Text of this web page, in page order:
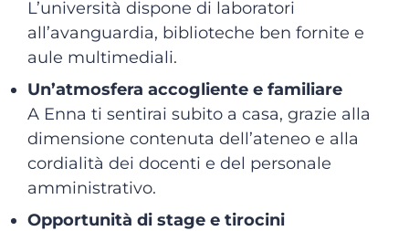
L’università dispone di laboratori
all’avanguardia, biblioteche ben fornite e
aule multimediali.
Un’atmosfera accogliente e familiare
A Enna ti sentirai subito a casa, grazie alla
dimensione contenuta dell’ateneo e alla
cordialità dei docenti e del personale
amministrativo.
Opportunità di stage e tirocini